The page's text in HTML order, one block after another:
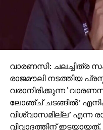
വാരണസി:
രാജമൗലി നടത്തിയ
വരാനിരിക്കുന്ന
ലോഞ്ച് ചടങ്ങില്‍’
വിശ്വാസമില്ല’ എന്ന
വിവാദത്തിന്